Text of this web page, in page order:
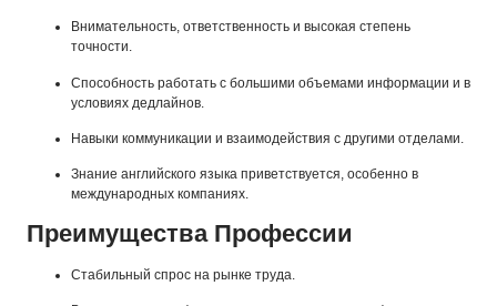
Внимательность, ответственность и высокая степень
точности.
Способность работать с большими объемами информации и в
условиях дедлайнов.
Навыки коммуникации и взаимодействия с другими отделами.
Знание английского языка приветствуется, особенно в
международных компаниях.
Преимущества Профессии
Стабильный спрос на рынке труда.